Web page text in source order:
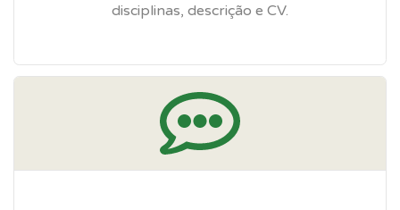
disciplinas, descrição e CV.